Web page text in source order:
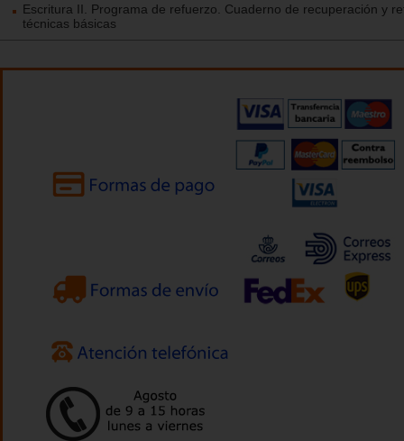
Escritura II. Programa de refuerzo. Cuaderno de recuperación y
técnicas básicas